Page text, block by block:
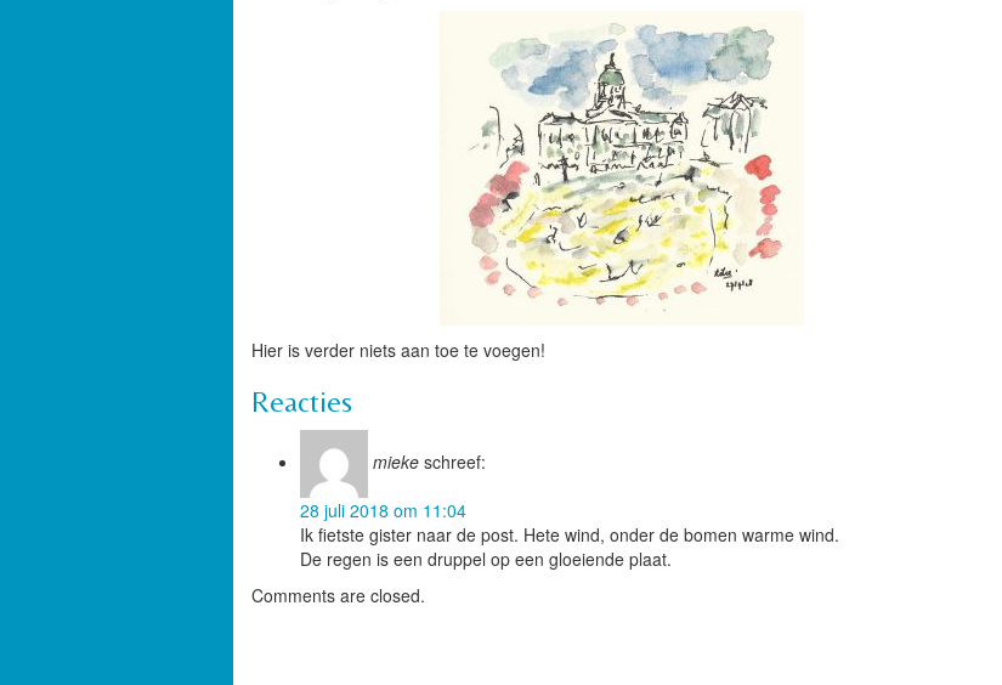
Hier is verder niets aan toe te voegen!
Reacties
mieke schreef:
28 juli 2018 om 11:04
Ik fietste gister naar de post. Hete wind, onder de bomen warme wind.
De regen is een druppel op een gloeiende plaat.
Comments are closed.